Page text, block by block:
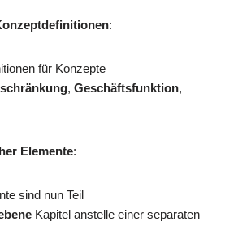
:
für Konzepte
, Geschäftsfunktion,
Elemente:
sind nun Teil
Kapitel anstelle einer separaten